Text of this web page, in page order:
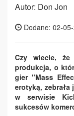
Autor: Don Jon
Dodane: 02-
Czy wiecie, że
produkcja, o
gier "Mass
erotyką,
w serwisie
sukcesów